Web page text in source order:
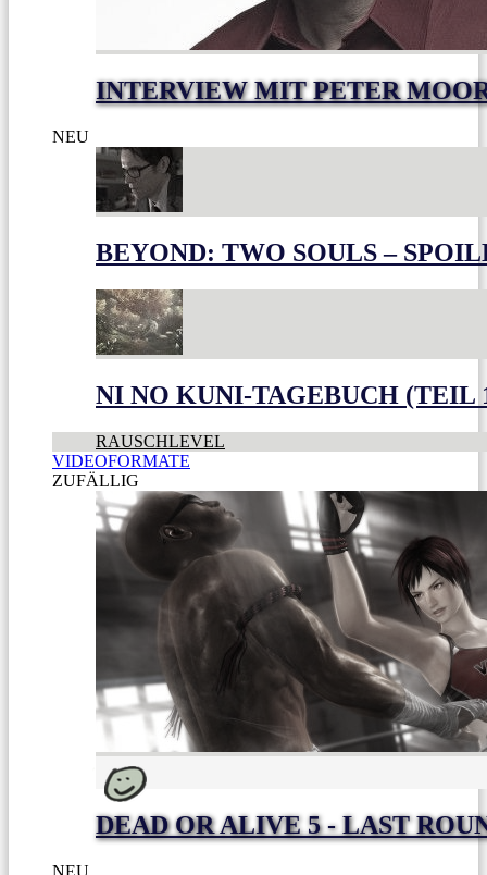
INTERVIEW MIT PETER
NEU
BEYOND: TWO SOULS –
NI NO KUNI-TAGEBUCH (TEIL
RAUSCHLEVEL
VIDEOFORMATE
ZUFÄLLIG
DEAD OR ALIVE 5 - LAST
NEU